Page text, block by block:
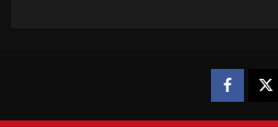
https://